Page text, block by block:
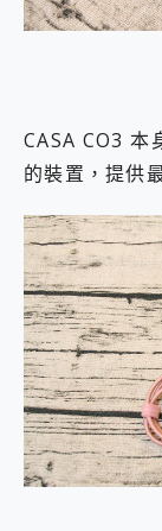
CASA CO3 本
的裝置，提供